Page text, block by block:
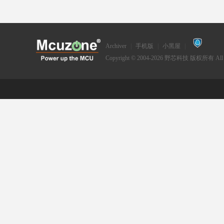
zo
Archiver 手机版 小黑屋
Copyright © 2004-2026 野芯科技 版权所有 All